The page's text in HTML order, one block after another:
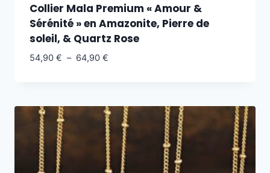
Collier Mala Premium « Amour &
Sérénité » en Amazonite, Pierre de
soleil, & Quartz Rose
54,90 € – 64,90 €